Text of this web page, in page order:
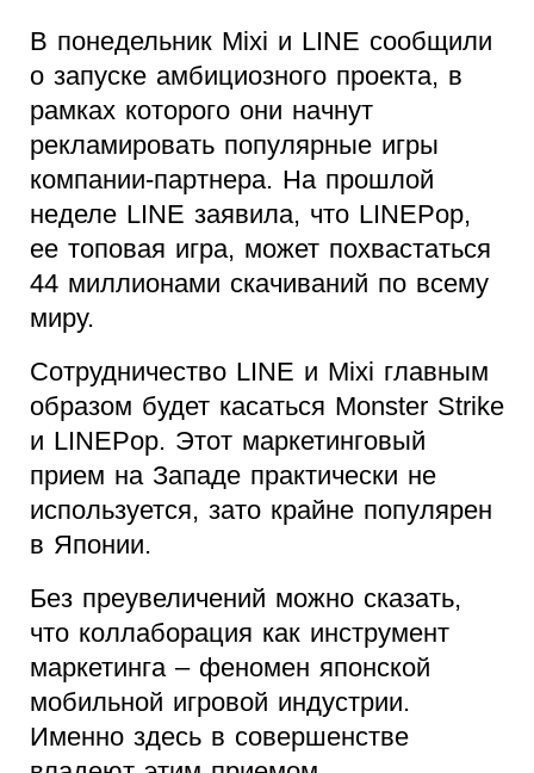
В понедельник Mixi и LINE сообщили
о запуске амбициозного проекта, в
рамках которого они начнут
рекламировать популярные игры
компании-партнера. На прошлой
неделе LINE заявила, что LINEPop,
ее топовая игра, может похвастаться
44 миллионами скачиваний по всему
миру.
Сотрудничество LINE и Mixi главным
образом будет касаться Monster Strike
и LINEPop. Этот маркетинговый
прием на Западе практически не
используется, зато крайне популярен
в Японии.
Без преувеличений можно сказать,
что коллаборация как инструмент
маркетинга – феномен японской
мобильной игровой индустрии.
Именно здесь в совершенстве